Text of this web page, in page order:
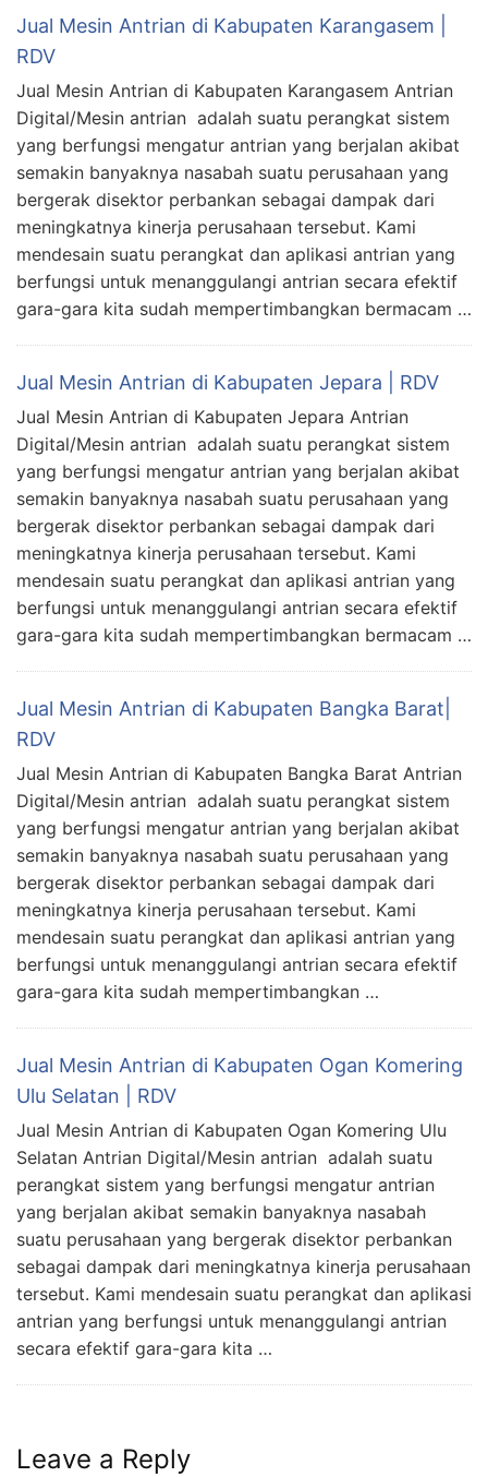
Jual Mesin Antrian di Kabupaten Karangasem |
RDV
Jual Mesin Antrian di Kabupaten Karangasem Antrian
Digital/Mesin antrian adalah suatu perangkat sistem
yang berfungsi mengatur antrian yang berjalan akibat
semakin banyaknya nasabah suatu perusahaan yang
bergerak disektor perbankan sebagai dampak dari
meningkatnya kinerja perusahaan tersebut. Kami
mendesain suatu perangkat dan aplikasi antrian yang
berfungsi untuk menanggulangi antrian secara efektif
gara-gara kita sudah mempertimbangkan bermacam …
Jual Mesin Antrian di Kabupaten Jepara | RDV
Jual Mesin Antrian di Kabupaten Jepara Antrian
Digital/Mesin antrian adalah suatu perangkat sistem
yang berfungsi mengatur antrian yang berjalan akibat
semakin banyaknya nasabah suatu perusahaan yang
bergerak disektor perbankan sebagai dampak dari
meningkatnya kinerja perusahaan tersebut. Kami
mendesain suatu perangkat dan aplikasi antrian yang
berfungsi untuk menanggulangi antrian secara efektif
gara-gara kita sudah mempertimbangkan bermacam …
Jual Mesin Antrian di Kabupaten Bangka Barat|
RDV
Jual Mesin Antrian di Kabupaten Bangka Barat Antrian
Digital/Mesin antrian adalah suatu perangkat sistem
yang berfungsi mengatur antrian yang berjalan akibat
semakin banyaknya nasabah suatu perusahaan yang
bergerak disektor perbankan sebagai dampak dari
meningkatnya kinerja perusahaan tersebut. Kami
mendesain suatu perangkat dan aplikasi antrian yang
berfungsi untuk menanggulangi antrian secara efektif
gara-gara kita sudah mempertimbangkan …
Jual Mesin Antrian di Kabupaten Ogan Komering
Ulu Selatan | RDV
Jual Mesin Antrian di Kabupaten Ogan Komering Ulu
Selatan Antrian Digital/Mesin antrian adalah suatu
perangkat sistem yang berfungsi mengatur antrian
yang berjalan akibat semakin banyaknya nasabah
suatu perusahaan yang bergerak disektor perbankan
sebagai dampak dari meningkatnya kinerja perusahaan
tersebut. Kami mendesain suatu perangkat dan aplikasi
antrian yang berfungsi untuk menanggulangi antrian
secara efektif gara-gara kita …
Leave a Reply